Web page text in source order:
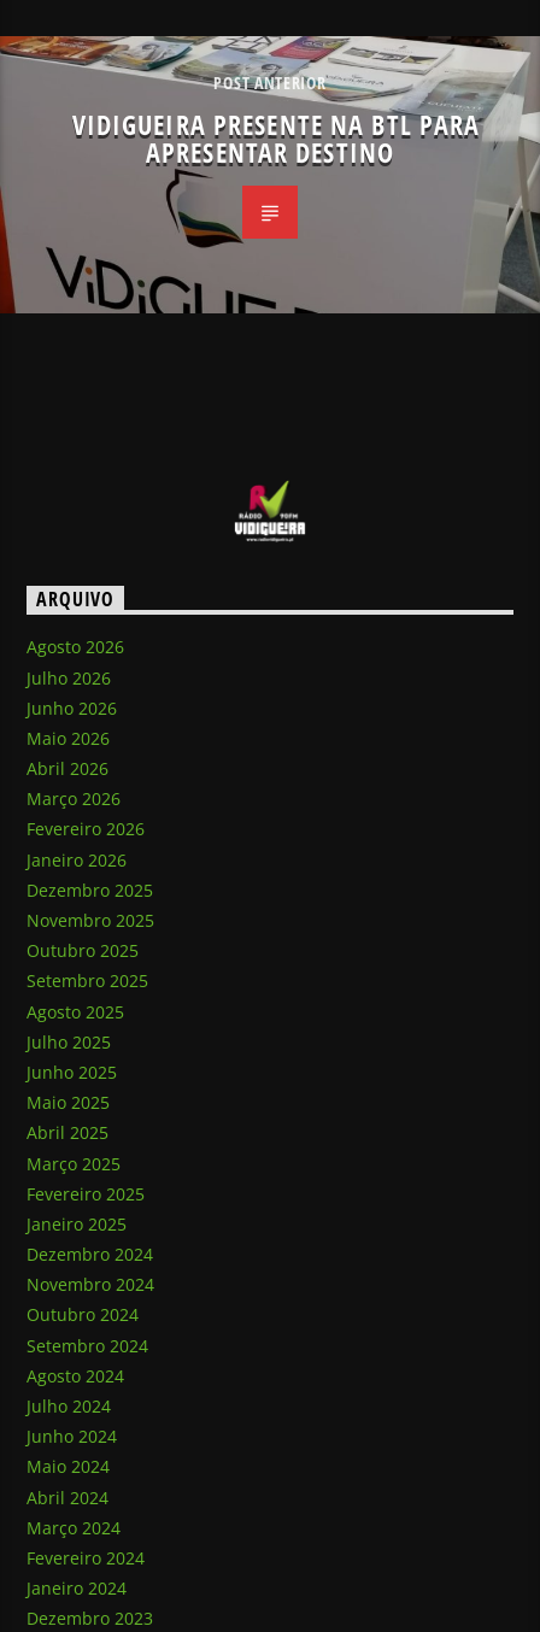
POST ANTERIOR
VIDIGUEIRA PRESENTE NA BTL PARA
APRESENTAR DESTINO
ARQUIVO
Agosto 2026
Julho 2026
Junho 2026
Maio 2026
Abril 2026
Março 2026
Fevereiro 2026
Janeiro 2026
Dezembro 2025
Novembro 2025
Outubro 2025
Setembro 2025
Agosto 2025
Julho 2025
Junho 2025
Maio 2025
Abril 2025
Março 2025
Fevereiro 2025
Janeiro 2025
Dezembro 2024
Novembro 2024
Outubro 2024
Setembro 2024
Agosto 2024
Julho 2024
Junho 2024
Maio 2024
Abril 2024
Março 2024
Fevereiro 2024
Janeiro 2024
Dezembro 2023